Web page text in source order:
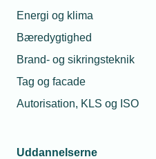
Energi og klima
Bæredygtighed
Brand- og sikringsteknik
Tag og facade
Autorisation, KLS og ISO
Uddannelserne
whistleblowerordninger.